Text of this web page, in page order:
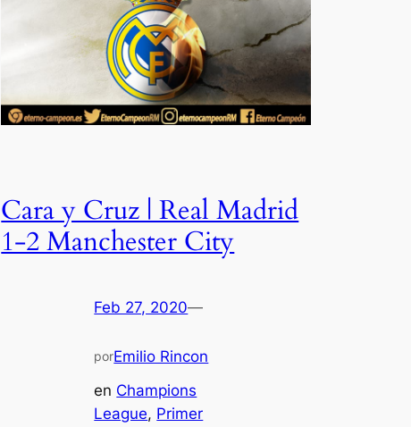
Cara y Cruz | Real Madrid
1-2 Manchester City
Feb 27, 2020—
porEmilio Rincon
en Champions
League, Primer